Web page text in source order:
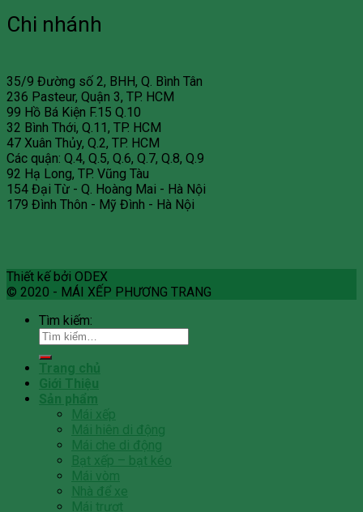
Chi nhánh
35/9 Đường số 2, BHH, Q. Bình Tân
236 Pasteur, Quận 3, TP. HCM
99 Hồ Bá Kiện F.15 Q.10
32 Bình Thới, Q.11, TP. HCM
47 Xuân Thủy, Q.2, TP. HCM
Các quận: Q.4, Q.5, Q.6, Q.7, Q.8, Q.9
92 Hạ Long, TP. Vũng Tàu
154 Đại Từ - Q. Hoàng Mai - Hà Nội
179 Đình Thôn - Mỹ Đình - Hà Nội
Thiết kế bởi ODEX
© 2020 - MÁI XẾP PHƯƠNG TRANG
Tìm kiếm:
Trang chủ
Giới Thiệu
Sản phẩm
Mái xếp
Mái hiên di động
Mái che di động
Bạt xếp – bạt kéo
Mái vòm
Nhà để xe
Mái trượt